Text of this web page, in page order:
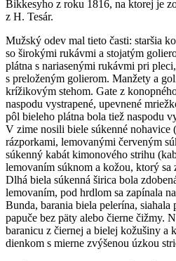
Bikkesyho z roku 1816, na ktorej je
z H. Tesár.
Mužský odev mal tieto časti: staršia
so širokými rukávmi a stojatým
plátna s nariasenými rukávmi pri
s preloženým golierom. Manžety a
krížikovým stehom. Gate z
naspodu vystrapené, upevnené
pôl bieleho plátna bola tiež naspodu
V zime nosili biele súkenné nohavice
rázporkami, lemovanými červeným
súkenný kabát kimonového strihu
lemovaním súknom a kožou, ktorý sa
Dlhá biela súkenná širica bola
lemovaním, pod hrdlom sa zapínala
Bunda, barania biela pelerína,
papuče bez päty alebo čierne čižmy.
baranicu z čiernej a bielej kožušiny
dienkom s mierne zvýšenou úzkou